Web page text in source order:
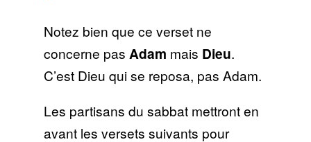
Notez bien que ce verset ne
concerne pas Adam mais Dieu.
C’est Dieu qui se reposa, pas Adam.
Les partisans du sabbat mettront en
avant les versets suivants pour